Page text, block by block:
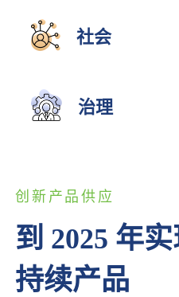
社会
治理
创新产品供应
到 2025 年
持续产品